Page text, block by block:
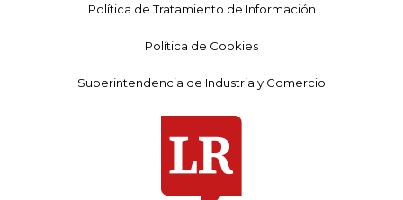
Política de Tratamiento de Información
Política de Cookies
Superintendencia de Industria y Comercio